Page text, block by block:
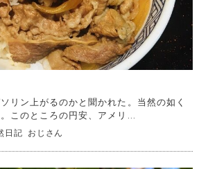
リン上がるのかと聞かれた。当然の如く
このところの円安、アメリ...
日記 おじさん